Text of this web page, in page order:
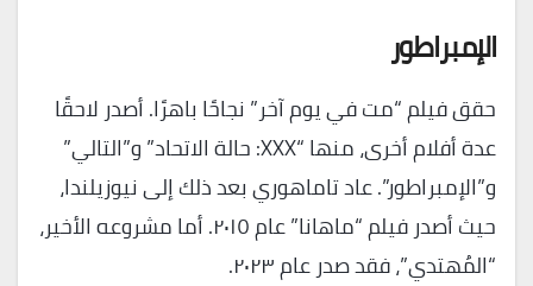
الإمبراطور
حقق فيلم “مت في يوم آخر” نجاحًا باهرًا. أصدر لاحقًا
عدة أفلام أخرى، منها “XXX: حالة الاتحاد” و”التالي”
و”الإمبراطور”. عاد تاماهوري بعد ذلك إلى نيوزيلندا،
حيث أصدر فيلم “ماهانا” عام ٢٠١٥. أما مشروعه الأخير،
“المُهتدي”، فقد صدر عام ٢٠٢٣.